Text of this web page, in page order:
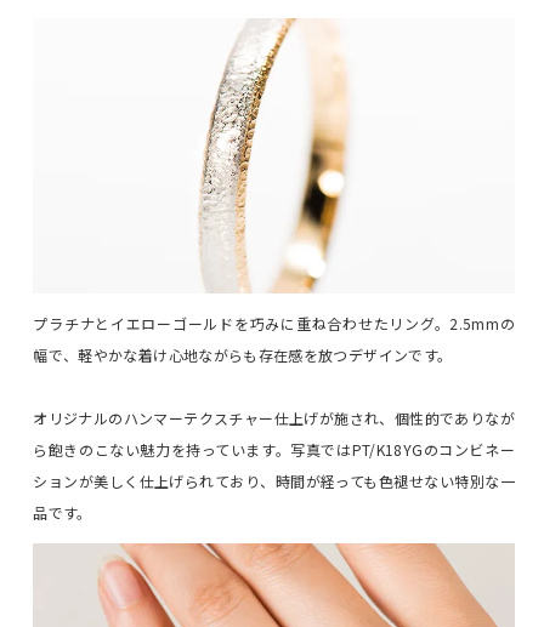
プラチナとイエローゴールドを巧みに重ね合わせたリング。2.5mmの
幅で、軽やかな着け心地ながらも存在感を放つデザインです。
オリジナルのハンマーテクスチャー仕上げが施され、個性的でありなが
ら飽きのこない魅力を持っています。写真ではPT/K18YGのコンビネー
ションが美しく仕上げられており、時間が経っても色褪せない特別な一
品です。